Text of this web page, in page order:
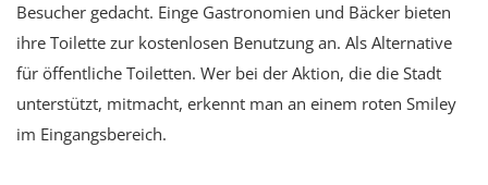
Besucher gedacht. Einge Gastronomien und Bäcker bieten
ihre Toilette zur kostenlosen Benutzung an. Als Alternative
für öffentliche Toiletten. Wer bei der Aktion, die die Stadt
unterstützt, mitmacht, erkennt man an einem roten Smiley
im Eingangsbereich.